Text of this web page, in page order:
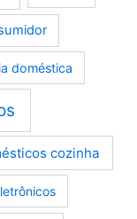
doméstica
cozinha